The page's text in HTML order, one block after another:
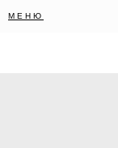
МЕНЮ